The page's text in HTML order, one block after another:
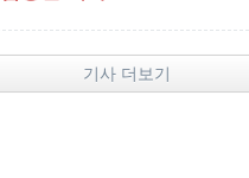
기사 더보기